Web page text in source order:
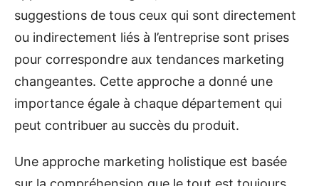
suggestions de tous ceux qui sont directement
ou indirectement liés à l’entreprise sont prises
pour correspondre aux tendances marketing
changeantes. Cette approche a donné une
importance égale à chaque département qui
peut contribuer au succès du produit.
Une approche marketing holistique est basée